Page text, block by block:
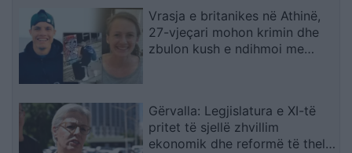
Vrasja e britanikes në Athinë,
27-vjeçari mohon krimin dhe
zbulon kush e ndihmoi me
Gërvalla: Legjislatura e XI-të
pritet të sjellë zhvillim
ekonomik dhe reformë të thellë